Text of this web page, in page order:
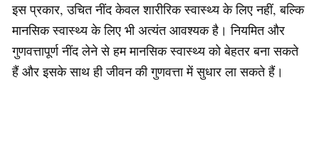
इस प्रकार, उचित नींद केवल शारीरिक स्वास्थ्य के लिए नहीं, बल्कि
मानसिक स्वास्थ्य के लिए भी अत्यंत आवश्यक है। नियमित और
गुणवत्तापूर्ण नींद लेने से हम मानसिक स्वास्थ्य को बेहतर बना सकते
हैं और इसके साथ ही जीवन की गुणवत्ता में सुधार ला सकते हैं।